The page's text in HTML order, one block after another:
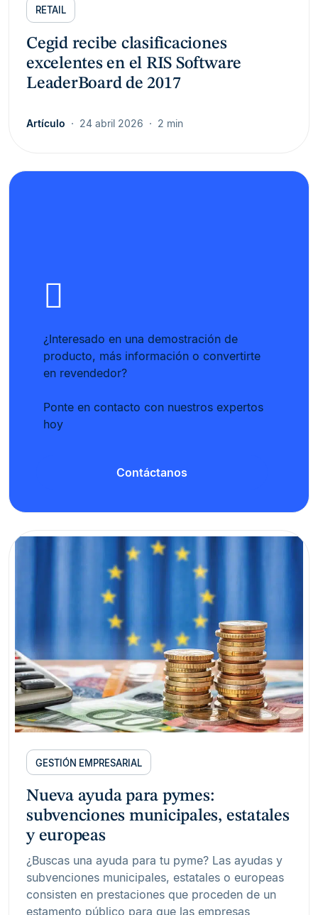
RETAIL
Cegid recibe clasificaciones
excelentes en el RIS Software
LeaderBoard de 2017
Artículo 24 abril 2026 2 min
¿Interesado en una demostración de
producto, más información o convertirte
en revendedor?
Ponte en contacto con nuestros expertos
hoy
Contáctanos
GESTIÓN EMPRESARIAL
Nueva ayuda para pymes:
subvenciones municipales, estatales
y europeas
¿Buscas una ayuda para tu pyme? Las ayudas y
subvenciones municipales, estatales o europeas
consisten en prestaciones que proceden de un
estamento público para que las empresas